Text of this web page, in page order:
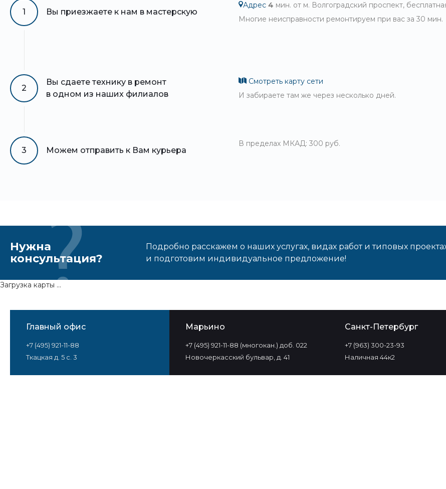
1 Вы приезжаете к нам в мастерскую
Адрес 4 мин. от м. Волгоградский проспект,
Многие неисправности ремонтируем при вас за 30 мин.
2
Вы сдаете технику в ремонт
в одном из наших филиалов
Смотреть карту сети
И забираете там же через несколько дней.
3 Можем отправить к Вам курьера
В пределах МКАД: 300 руб.
Нужна
консультация?
Подробно расскажем о наших услугах, видах работ и типовых
и подготовим индивидуальное предложение!
Главный офис
+7 (495) 921-11-88
Ткацкая д. 5 с. 3
Марьино
+7 (495) 921-11-88 (многокан.) доб. 022
Новочеркасский бульвар, д. 41
Санкт-Петербург
+7 (963) 300-23-93
Наличная 44к2
Загрузка карты ...